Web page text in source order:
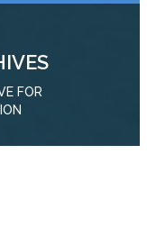
FOR